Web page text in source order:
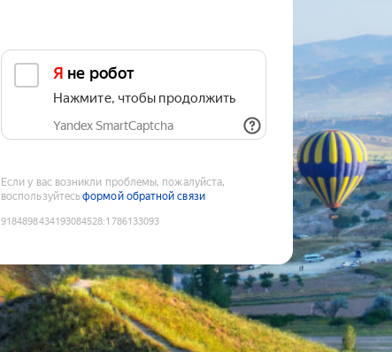
Я не робот
Нажмите, чтобы продолжить
Yandex SmartCaptcha
Если у вас возникли проблемы, пожалуйста,
воспользуйтесьформой обратной связи
9184898434193084528:1786133093